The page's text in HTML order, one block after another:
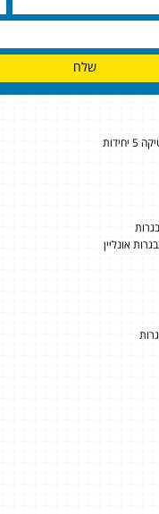
שלח
אונליין